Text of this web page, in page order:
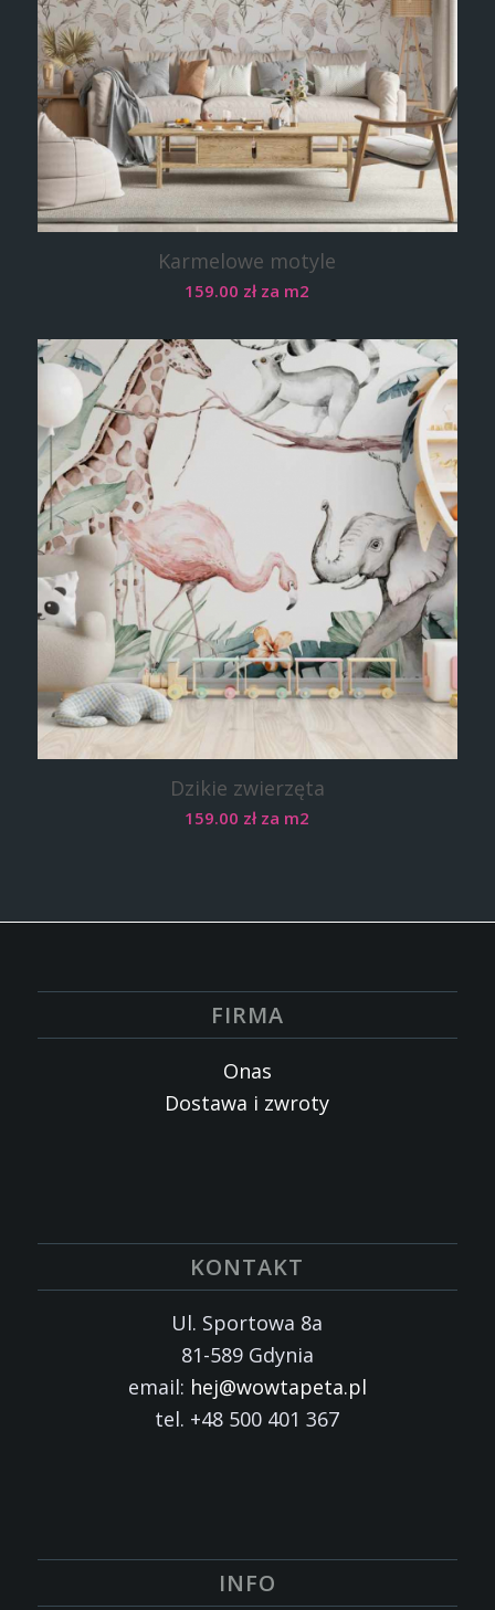
Karmelowe motyle
159.00 zł za m2
Dzikie zwierzęta
159.00 zł za m2
FIRMA
Onas
Dostawa i zwroty
KONTAKT
Ul. Sportowa 8a
81-589 Gdynia
email: hej@wowtapeta.pl
tel. +48 500 401 367
INFO